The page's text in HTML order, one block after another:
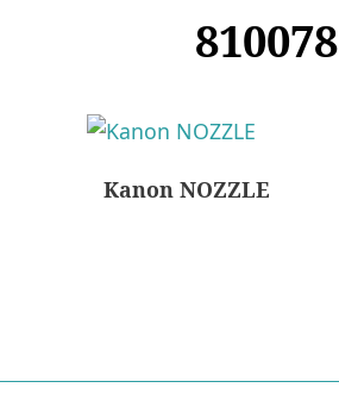
810078
Kanon NOZZLE